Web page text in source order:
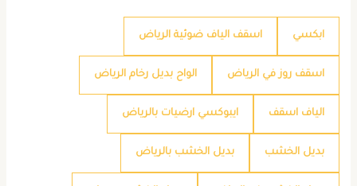
ابكسي اسقف الياف ضوئية الرياض
اسقف روز في الرياض الواح بديل رخام الرياض
الياف اسقف ايبوكسي ارضيات بالرياض
بديل الخشب بديل الخشب بالرياض